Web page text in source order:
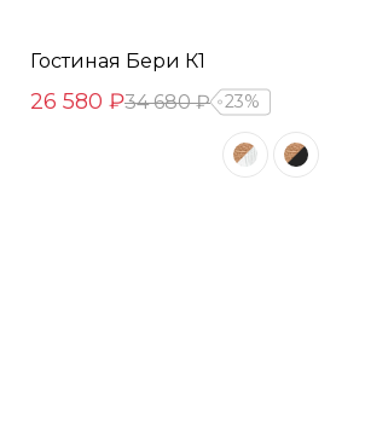
Гостиная Бери К1
26 580 ₽34 680 ₽ 23%